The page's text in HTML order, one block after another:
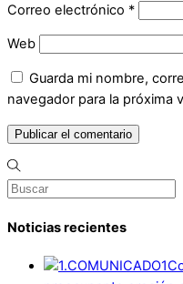
Correo electrónico *
Web
Guarda mi nombre,
navegador para la próxima
Noticias recientes